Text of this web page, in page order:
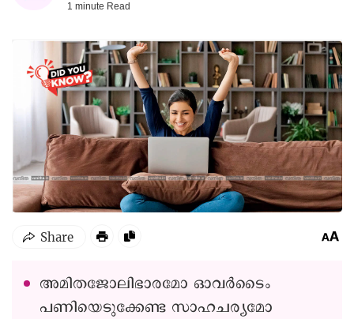
1 minute Read
അമിതജോലിഭാരമോ ഓവർടൈം
പണിയെടുക്കേണ്ട സാഹചര്യമോ